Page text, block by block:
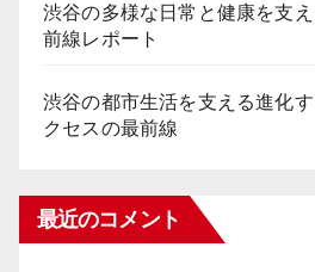
渋谷の多様な日常と健康を支
前線レポート
渋谷の都市生活を支える進化
クセスの最前線
最近のコメント